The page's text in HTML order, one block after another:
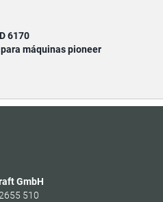
6170
máquinas pioneer
GmbH
510